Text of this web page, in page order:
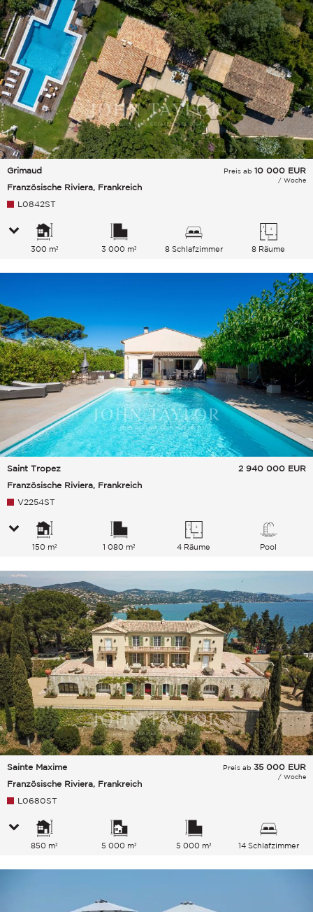
Grimaud
Französische Riviera, Frankreich
Preis ab 10 000 EUR
/ Woche
L0842ST
300 m² 3 000 m² 8 Schlafzimmer 8 Räume
Saint Tropez
Französische Riviera, Frankreich
2 940 000 EUR
V2254ST
150 m² 1 080 m² 4 Räume Pool
Sainte Maxime
Französische Riviera, Frankreich
Preis ab 35 000 EUR
/ Woche
L0680ST
850 m² 5 000 m² 5 000 m² 14 Schlafzimmer